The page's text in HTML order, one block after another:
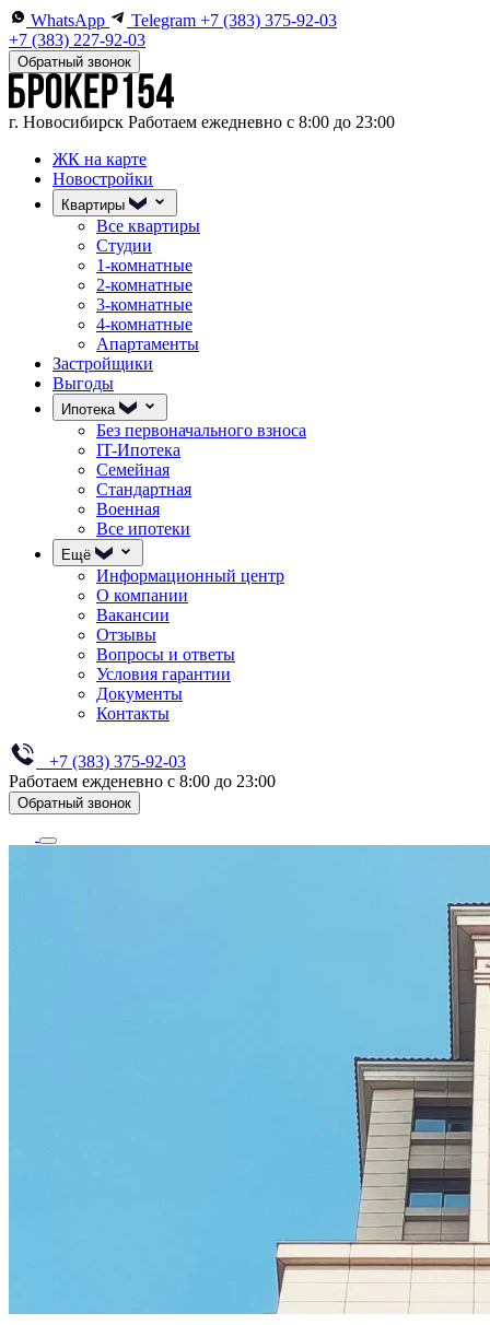
WhatsApp Telegram +7 (383) 375-92-03
+7 (383) 227-92-03
Обратный звонок
г. Новосибирск Работаем ежедневно с 8:00 до 23:00
ЖК на карте
Новостройки
Квартиры
Все квартиры
Студии
1-комнатные
2-комнатные
3-комнатные
4-комнатные
Апартаменты
Застройщики
Выгоды
Ипотека
Без первоначального взноса
IT-Ипотека
Семейная
Стандартная
Военная
Все ипотеки
Ещё
Информационный центр
О компании
Вакансии
Отзывы
Вопросы и ответы
Условия гарантии
Документы
Контакты
+7 (383) 375-92-03
Работаем ежденевно с 8:00 до 23:00
Обратный звонок